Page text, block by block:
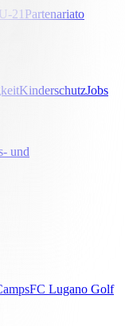
U-21 Partenariato
KinderschutzJobs
und
FC Lugano Golf